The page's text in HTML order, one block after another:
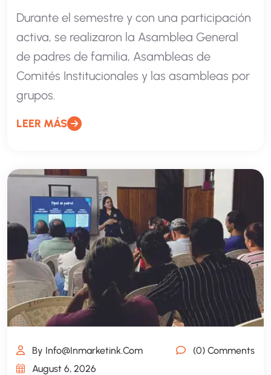
Durante el semestre y con una participación
activa, se realizaron la Asamblea General
de padres de familia, Asambleas de
Comités Institucionales y las asambleas por
grupos.
LEER MÁS
By Info@inmarketink.com
(0) Comments
August 6, 2026